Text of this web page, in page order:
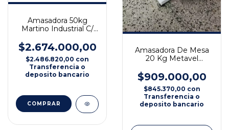
Amasadora 50kg
Martino Industrial C/
$2.674.000,00
$2.486.820,00 con
Transferencia o
deposito bancario
Amasadora De Mesa
20 Kg Metavel
Reductor
$909.000,00
$845.370,00 con
Transferencia o
deposito bancario